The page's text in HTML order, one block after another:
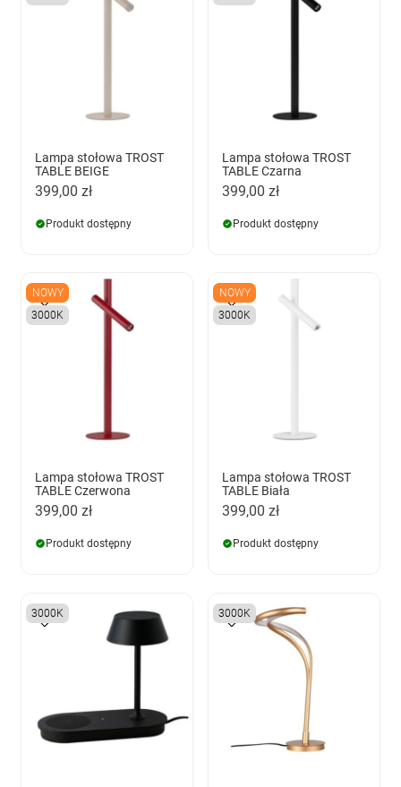
Lampa stołowa TROST
TABLE BEIGE
399,00 zł
Produkt dostępny
Lampa stołowa TROST
TABLE Czarna
399,00 zł
Produkt dostępny
NOWY
3000K
Lampa stołowa TROST
TABLE Czerwona
399,00 zł
Produkt dostępny
NOWY
3000K
Lampa stołowa TROST
TABLE Biała
399,00 zł
Produkt dostępny
3000K 3000K